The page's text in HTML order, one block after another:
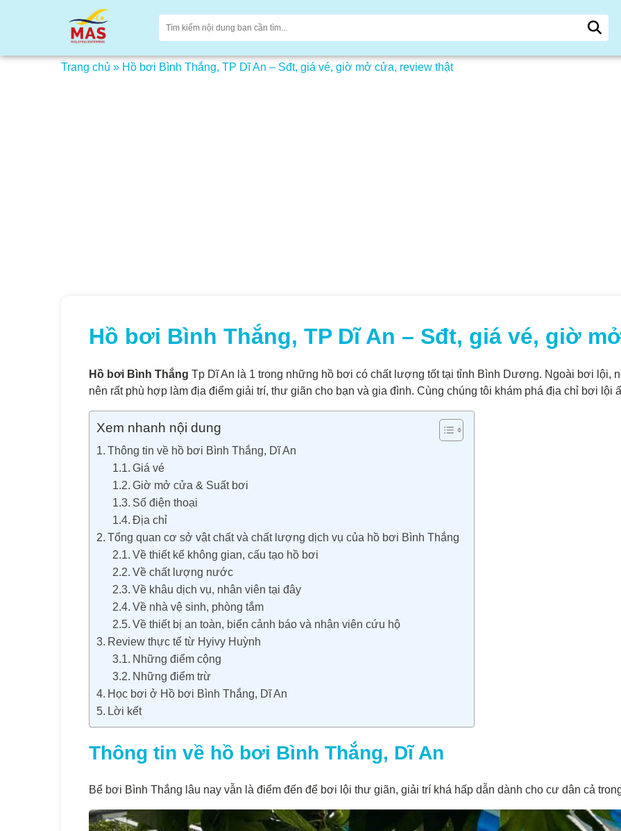
Trang chủ » Hồ bơi Bình Thắng, TP Dĩ An – Sđt, giá vé, giờ mở cửa, review thật
Hồ bơi Bình Thắng, TP Dĩ An – Sđt, giá vé, giờ
Hồ bơi Bình Thắng Tp Dĩ An là 1 trong những hồ bơi có chất lượng tốt tại tỉnh Bình Dương. Ngoài bơi lội,
nên rất phù hợp làm địa điểm giải trí, thư giãn cho bạn và gia đình. Cùng chúng tôi khám phá địa chỉ bơi
Xem nhanh nội dung
Thông tin về hồ bơi Bình Thắng, Dĩ An
Giá vé
Giờ mở cửa & Suất bơi
Số điện thoại
Địa chỉ
Tổng quan cơ sở vật chất và chất lượng dịch vụ của hồ bơi Bình Thắng
Về thiết kế không gian, cấu tạo hồ bơi
Về chất lượng nước
Về khâu dịch vụ, nhân viên tại đây
Về nhà vệ sinh, phòng tắm
Về thiết bị an toàn, biển cảnh báo và nhân viên cứu hộ
Review thực tế từ Hyivy Huỳnh
Những điểm cộng
Những điểm trừ
Học bơi ở Hồ bơi Bình Thắng, Dĩ An
Lời kết
Thông tin về hồ bơi Bình Thắng, Dĩ An
Bể bơi Bình Thắng lâu nay vẫn là điểm đến để bơi lội thư giãn, giải trí khá hấp dẫn dành cho cư dân cả